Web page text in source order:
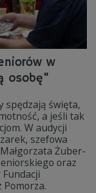
w
osobę"
spędzają święta,
a jeśli tak
W audycji
szefowa
Żuber-
oraz